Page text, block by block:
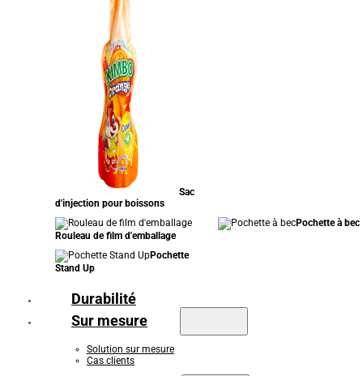
Sac
d'injection pour boissons
Rouleau de film d'emballage
Pochette à bec
Pochette
Stand Up
Durabilité
Sur mesure
Solution sur mesure
Cas clients